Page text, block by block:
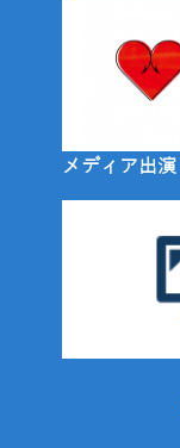
メディア出演